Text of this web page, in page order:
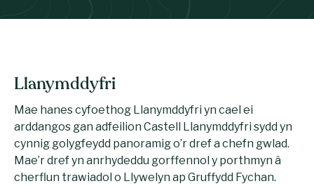
Llanymddyfri
Mae hanes cyfoethog Llanymddyfri yn cael ei
arddangos gan adfeilion Castell Llanymddyfri sydd yn
cynnig golygfeydd panoramig o’r dref a chefn gwlad.
Mae’r dref yn anrhydeddu gorffennol y porthmyn â
cherflun trawiadol o Llywelyn ap Gruffydd Fychan.